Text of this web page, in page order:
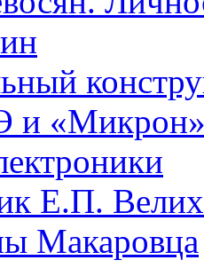
«Микрон»
Е.П.
Макаровца